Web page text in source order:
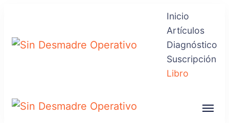
Sin Desmadre
Operativo
Recuperas tu Tranquilidad
Inicio
Artículos
Diagnóstico
Suscripción
Libro